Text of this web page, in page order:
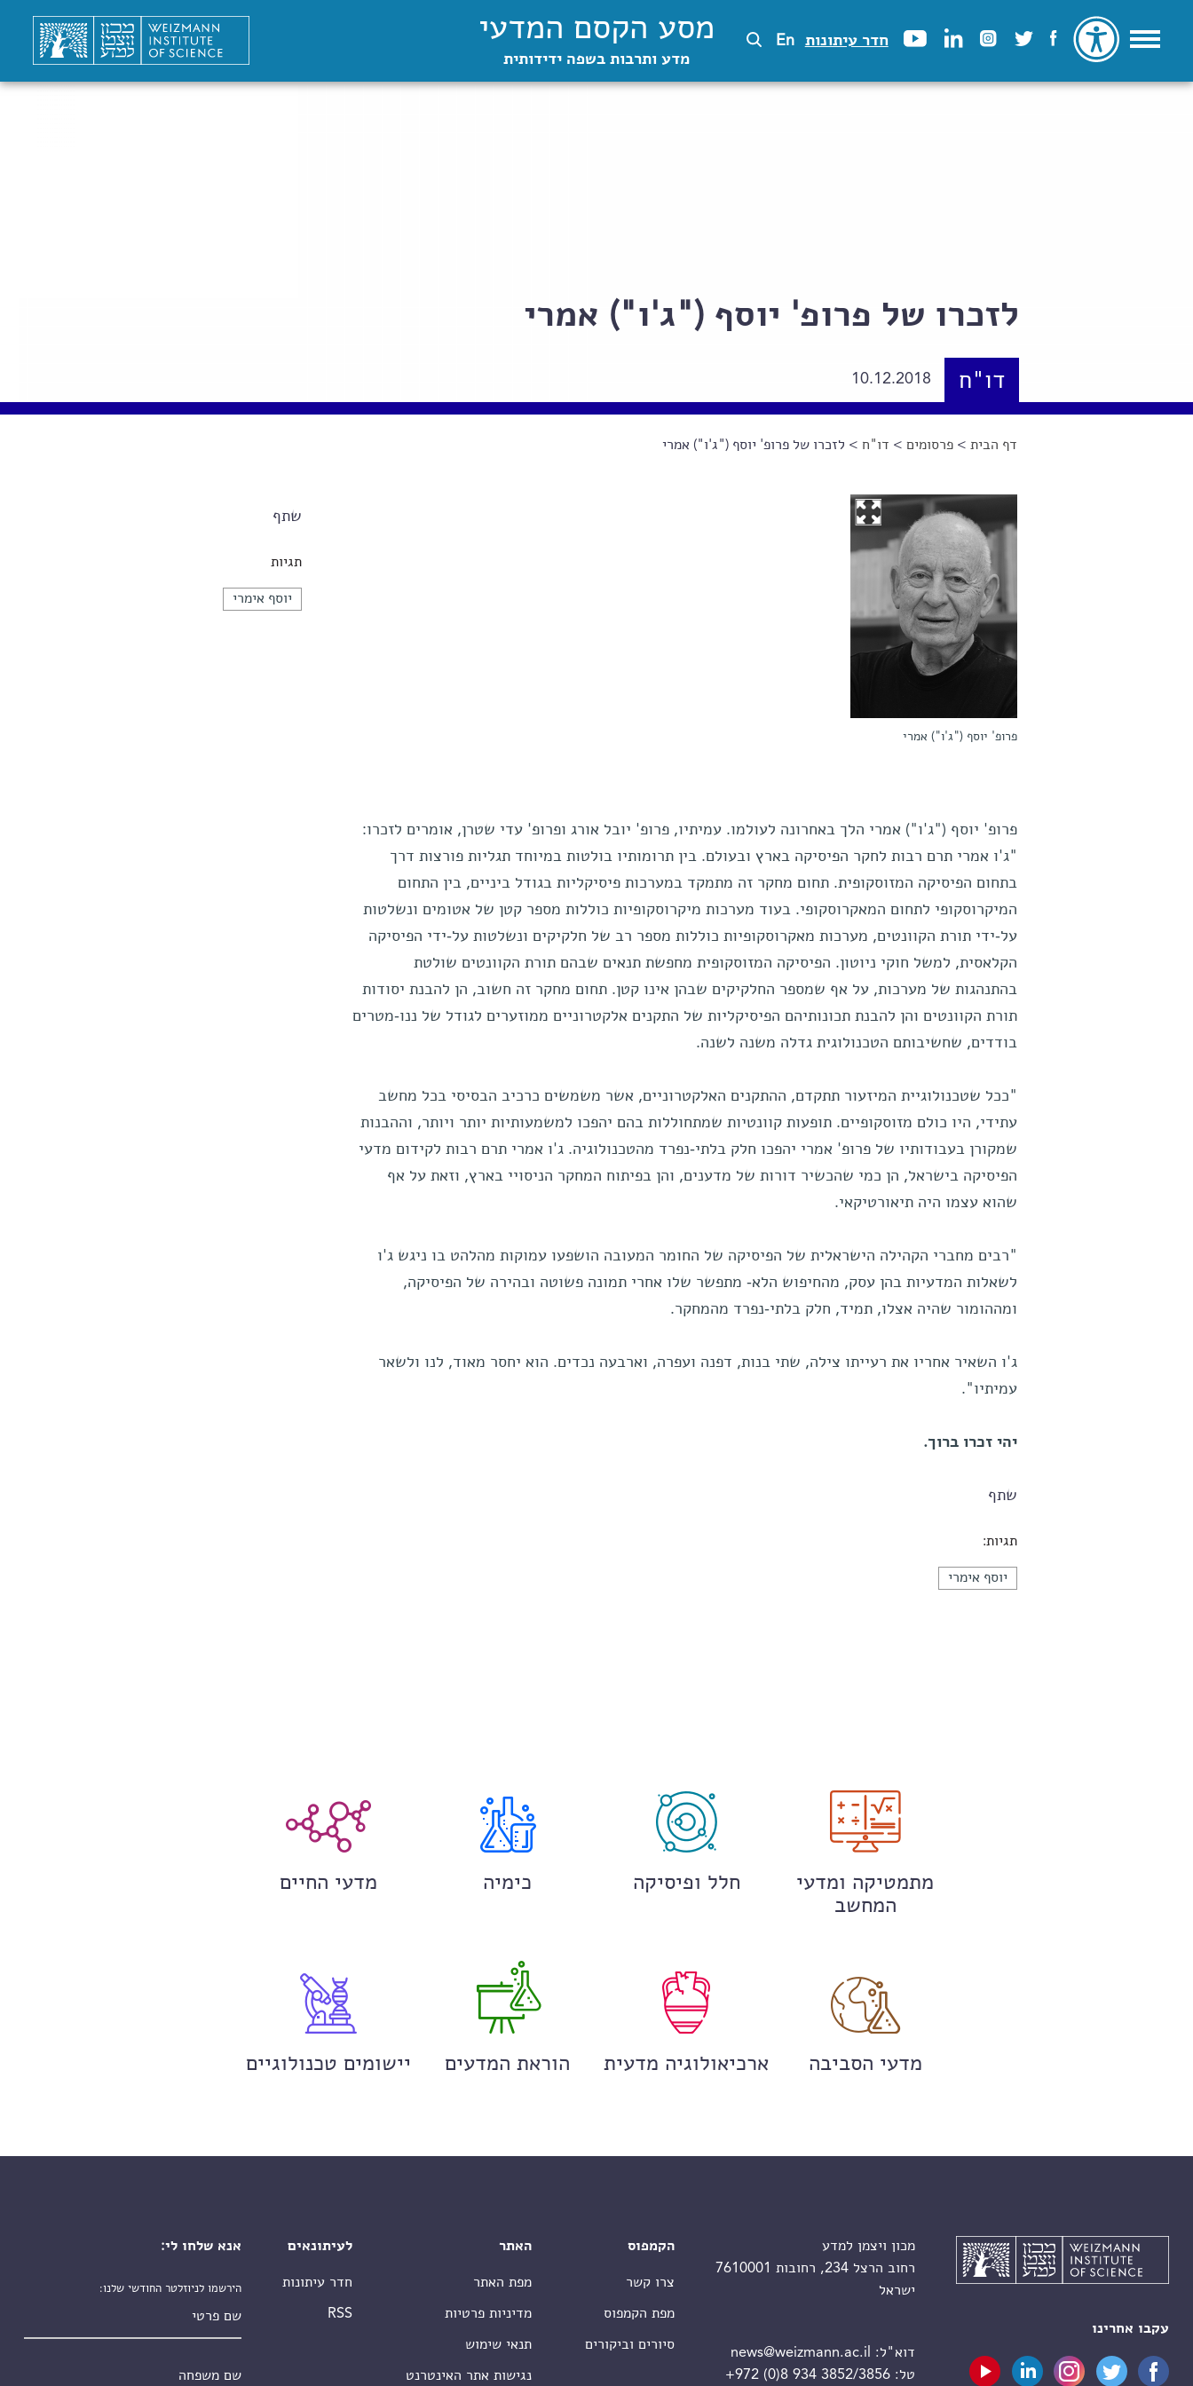
חדר עיתונות En מסע הקסם המדעי
מדע ותרבות בשפה ידידותית
לזכרו של פרופ' יוסף ("ג'ו") אמרי
דו"ח 10.12.2018
הינך נמצא כאן
דף הבית >פרסומים > דו"ח > לזכרו של פרופ' יוסף ("ג'ו") אמרי
שתף
תגיות
יוסף אימרי
פרופ' יוסף ("ג'ו") אמרי
פרופ' יוסף ("ג'ו") אמרי הלך באחרונה לעולמו. עמיתיו, פרופ' יובל אורג ופרופ' עדי שטרן, אומרים לזכרו:
"ג'ו אמרי תרם רבות לחקר הפיסיקה בארץ ובעולם. בין תרומותיו בולטות במיוחד תגליות פורצות דרך
בתחום הפיסיקה המזוסקופית. תחום מחקר זה מתמקד במערכות פיסיקליות בגודל ביניים, בין התחום
המיקרוסקופי לתחום המאקרוסקופי. בעוד מערכות מיקרוסקופיות כוללות מספר קטן של אטומים ונשלטות
על-ידי תורת הקוונטים, מערכות מאקרוסקופיות כוללות מספר רב של חלקיקים ונשלטות על-ידי הפיסיקה
הקלאסית, למשל חוקי ניוטון. הפיסיקה המזוסקופית מחפשת תנאים שבהם תורת הקוונטים שולטת
בהתנהגות של מערכות, על אף שמספר החלקיקים שבהן אינו קטן. תחום מחקר זה חשוב, הן להבנת יסודות
תורת הקוונטים והן להבנת תכונותיהם הפיסיקליות של התקנים אלקטרוניים ממוזערים לגודל של ננו-מטרים
בודדים, שחשיבותם הטכנולוגית גדלה משנה לשנה.
"ככל שטכנולוגיית המיזעור תתקדם, ההתקנים האלקטרוניים, אשר משמשים כרכיב הבסיסי בכל מחשב
עתידי, היו כולם מזוסקופיים. תופעות קוונטיות שמתחוללות בהם יהפכו למשמעותיות יותר ויותר, וההבנות
שמקורן בעבודותיו של פרופ' אמרי יהפכו חלק בלתי-נפרד מהטכנולוגיה. ג'ו אמרי תרם רבות לקידום מדעי
הפיסיקה בישראל, הן כמי שהכשיר דורות של מדענים, והן בפיתוח המחקר הניסויי בארץ, וזאת על אף
שהוא עצמו היה תיאורטיקאי.
"רבים מחברי הקהילה הישראלית של הפיסיקה של החומר המעובה הושפעו עמוקות מהלהט בו ניגש ג'ו
לשאלות המדעיות בהן עסק, מהחיפוש הלא- מתפשר שלו אחרי תמונה פשוטה ובהירה של הפיסיקה,
ומההומור שהיה אצלו, תמיד, חלק בלתי-נפרד מהמחקר.
ג'ו השאיר אחריו את רעייתו צילה, שתי בנות, דפנה ועפרה, וארבעה נכדים. הוא יחסר מאוד, לנו ולשאר
עמיתיו".
יהי זכרו ברוך.
שתף
תגיות:
יוסף אימרי
מתמטיקה ומדעי
המחשב
חלל ופיסיקה כימיה מדעי החיים
מדעי הסביבה ארכיאולוגיה מדעית הוראת המדעים יישומים טכנולוגיים
עקבו אחרינו
מכון ויצמן למדע
רחוב הרצל 234, רחובות 7610001
ישראל
דוא"ל:
news@weizmann.ac.il
טל:+972 (0)8 934 3852/3856
הקמפוס
צרו קשר
מפת הקמפוס
סיורים וביקורים
האתר
מפת האתר
מדיניות פרטיות
תנאי שימוש
נגישות אתר האינטרנט
לעיתונאים
חדר עיתונות
RSS
אנא שלחו לי:
הירשמו לניוזלטר החודשי שלנו: